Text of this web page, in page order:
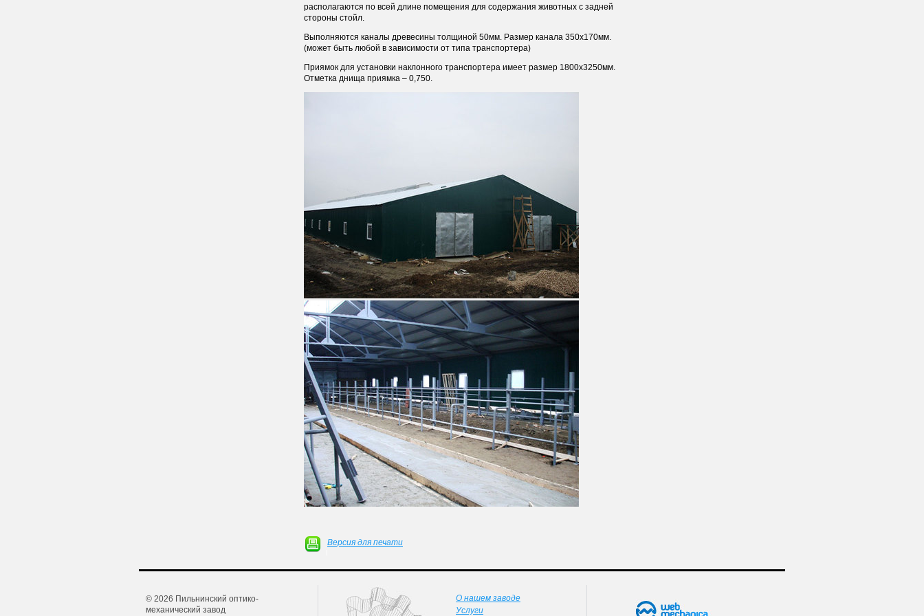
располагаются по всей длине помещения для содержания животных с задней
стороны стойл.
Выполняются каналы древесины толщиной 50мм. Размер канала 350х170мм.
(может быть любой в зависимости от типа транспортера)
Приямок для установки наклонного транспортера имеет размер 1800х3250мм.
Отметка днища приямка – 0,750.
Версия для печати
© 2026 Пильнинский оптико-
механический завод
О нашем заводе
Услуги